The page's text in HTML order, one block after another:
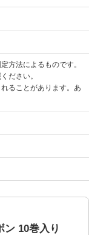
方法によるものです。
ださい。
ることがあります。あ
ン 10巻入り